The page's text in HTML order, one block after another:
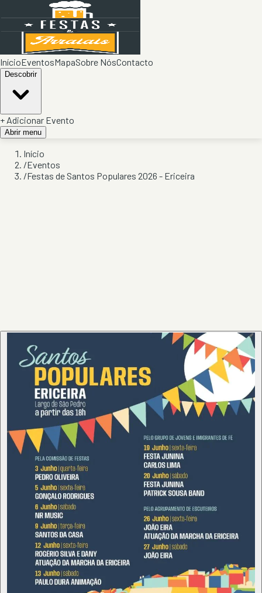
InícioEventosMapaSobre NósContacto
Descobrir
+ Adicionar Evento
Abrir menu
Início
/Eventos
/Festas de Santos Populares 2026 - Ericeira